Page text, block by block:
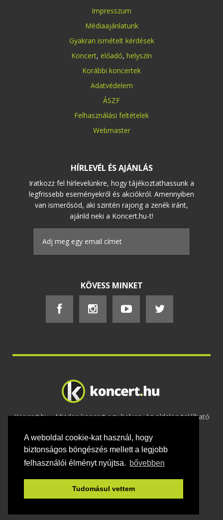
A weboldal cookie-kat használ, hogy
biztonságos böngészés mellett a legjobb
felhasználói élményt nyújtsa. bővebben
Tudomásul vettem
Impresszum
Médiaajánlatunk
Gyakran ismételt kérdések
Koncert, előadó, helyszín
Korábbi koncertek
Adatvédelem
ÁSZF
Felhasználási feltételek
Webmaster
HÍRLEVÉL ÉS AJÁNLÁS
Iratkozz fel hírlevelünkre, hogy tájékoztathassunk a
legfrissebb eseményekről és akciókról. Amennyiben
van ismerősöd, aki szintén rajong a zenék iránt,
ajánld neki a Koncert.hu-t!
KÖVESS MINKET
Koncert.hu - Minden koncert egy helyen. Az oldalon található
2020 Adatvédelem-ÁSZF-Felhasználási
feltételek-Webmaster- Kapcsolat és üzenet küldés